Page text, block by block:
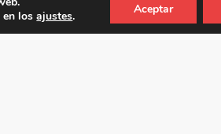
en losajustes. Aceptar